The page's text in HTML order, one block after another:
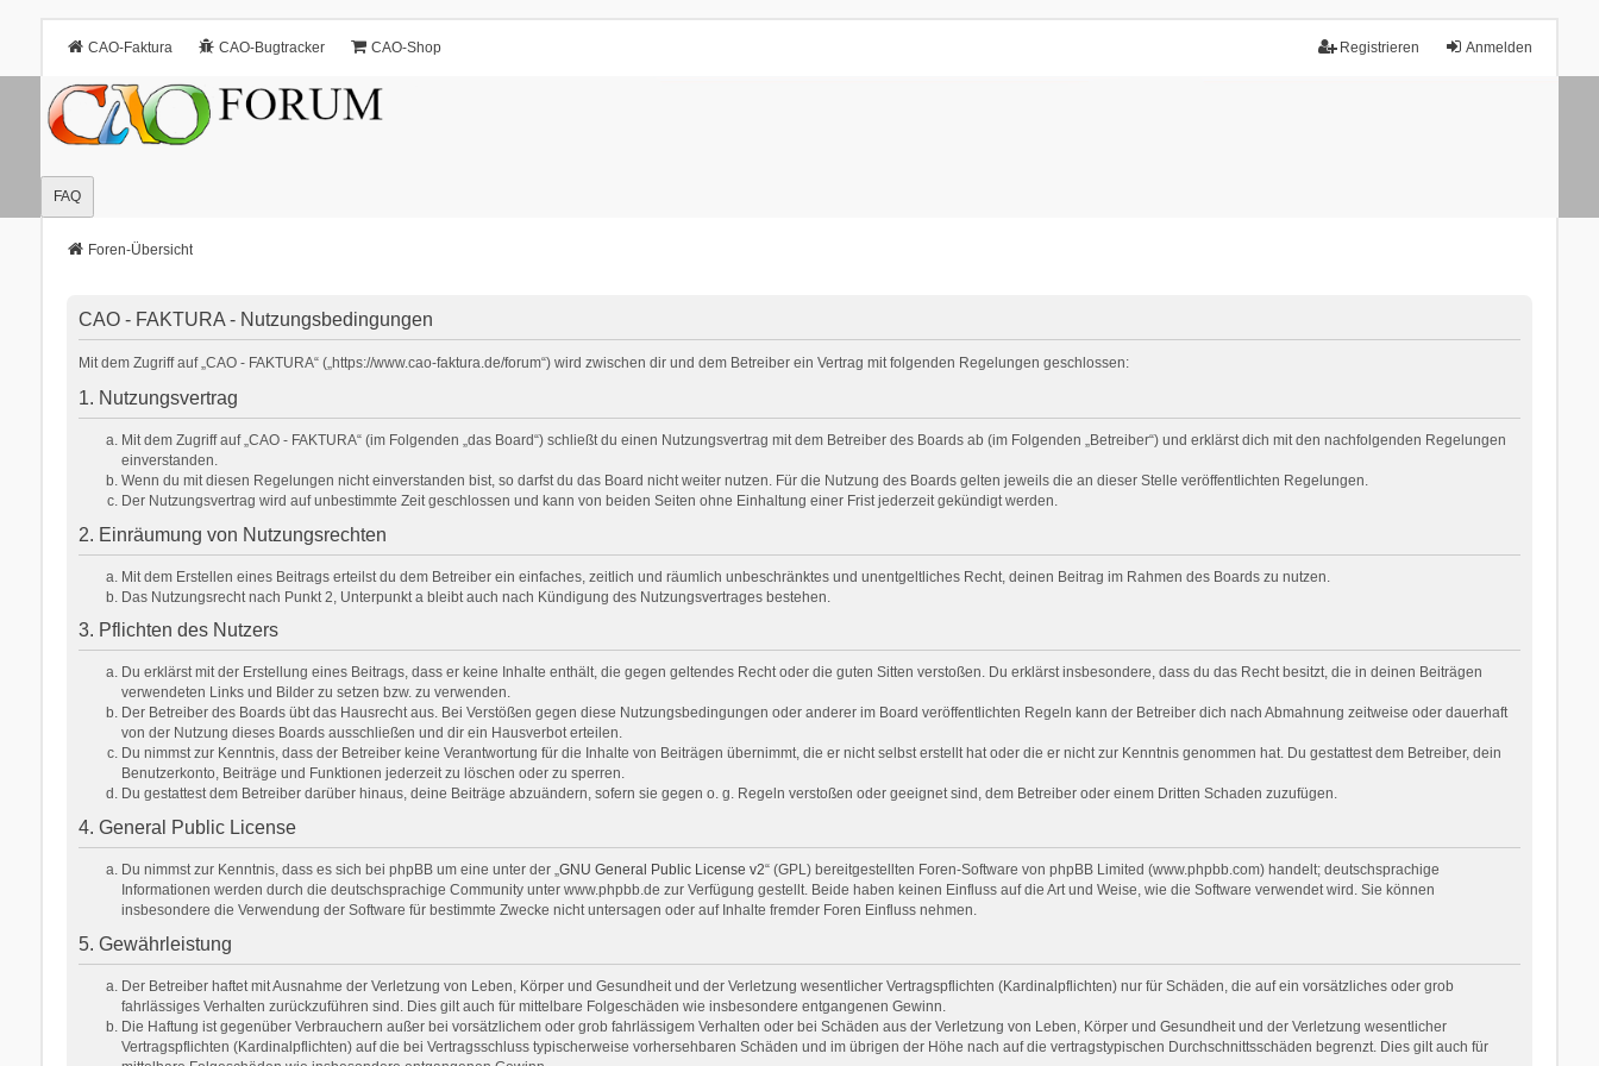
Anmelden
Registrieren
CAO-Faktura CAO-Bugtracker CAO-Shop
FAQ
Foren-Übersicht
CAO - FAKTURA - Nutzungsbedingungen
Mit dem Zugriff auf „CAO - FAKTURA“ („https://www.cao-faktura.de/forum“) wird zwischen dir und dem Betreiber ein Vertrag mit folgenden Regelungen geschlossen:
1. Nutzungsvertrag
Mit dem Zugriff auf „CAO - FAKTURA“ (im Folgenden „das Board“) schließt du einen Nutzungsvertrag mit dem Betreiber des Boards ab (im Folgenden „Betreiber“) und erklärst dich mit den nachfolgenden Regelungen
einverstanden.
Wenn du mit diesen Regelungen nicht einverstanden bist, so darfst du das Board nicht weiter nutzen. Für die Nutzung des Boards gelten jeweils die an dieser Stelle veröffentlichten Regelungen.
Der Nutzungsvertrag wird auf unbestimmte Zeit geschlossen und kann von beiden Seiten ohne Einhaltung einer Frist jederzeit gekündigt werden.
2. Einräumung von Nutzungsrechten
Mit dem Erstellen eines Beitrags erteilst du dem Betreiber ein einfaches, zeitlich und räumlich unbeschränktes und unentgeltliches Recht, deinen Beitrag im Rahmen des Boards zu nutzen.
Das Nutzungsrecht nach Punkt 2, Unterpunkt a bleibt auch nach Kündigung des Nutzungsvertrages bestehen.
3. Pflichten des Nutzers
Du erklärst mit der Erstellung eines Beitrags, dass er keine Inhalte enthält, die gegen geltendes Recht oder die guten Sitten verstoßen. Du erklärst insbesondere, dass du das Recht besitzt, die in deinen Beiträgen
verwendeten Links und Bilder zu setzen bzw. zu verwenden.
Der Betreiber des Boards übt das Hausrecht aus. Bei Verstößen gegen diese Nutzungsbedingungen oder anderer im Board veröffentlichten Regeln kann der Betreiber dich nach Abmahnung zeitweise oder dauerhaft
von der Nutzung dieses Boards ausschließen und dir ein Hausverbot erteilen.
Du nimmst zur Kenntnis, dass der Betreiber keine Verantwortung für die Inhalte von Beiträgen übernimmt, die er nicht selbst erstellt hat oder die er nicht zur Kenntnis genommen hat. Du gestattest dem Betreiber, dein
Benutzerkonto, Beiträge und Funktionen jederzeit zu löschen oder zu sperren.
Du gestattest dem Betreiber darüber hinaus, deine Beiträge abzuändern, sofern sie gegen o. g. Regeln verstoßen oder geeignet sind, dem Betreiber oder einem Dritten Schaden zuzufügen.
4. General Public License
Du nimmst zur Kenntnis, dass es sich bei phpBB um eine unter der „GNU General Public License v2“ (GPL) bereitgestellten Foren-Software von phpBB Limited (www.phpbb.com) handelt; deutschsprachige
Informationen werden durch die deutschsprachige Community unter www.phpbb.de zur Verfügung gestellt. Beide haben keinen Einfluss auf die Art und Weise, wie die Software verwendet wird. Sie können
insbesondere die Verwendung der Software für bestimmte Zwecke nicht untersagen oder auf Inhalte fremder Foren Einfluss nehmen.
5. Gewährleistung
Der Betreiber haftet mit Ausnahme der Verletzung von Leben, Körper und Gesundheit und der Verletzung wesentlicher Vertragspflichten (Kardinalpflichten) nur für Schäden, die auf ein vorsätzliches oder grob
fahrlässiges Verhalten zurückzuführen sind. Dies gilt auch für mittelbare Folgeschäden wie insbesondere entgangenen Gewinn.
Die Haftung ist gegenüber Verbrauchern außer bei vorsätzlichem oder grob fahrlässigem Verhalten oder bei Schäden aus der Verletzung von Leben, Körper und Gesundheit und der Verletzung wesentlicher
Vertragspflichten (Kardinalpflichten) auf die bei Vertragsschluss typischerweise vorhersehbaren Schäden und im übrigen der Höhe nach auf die vertragstypischen Durchschnittsschäden begrenzt. Dies gilt auch für